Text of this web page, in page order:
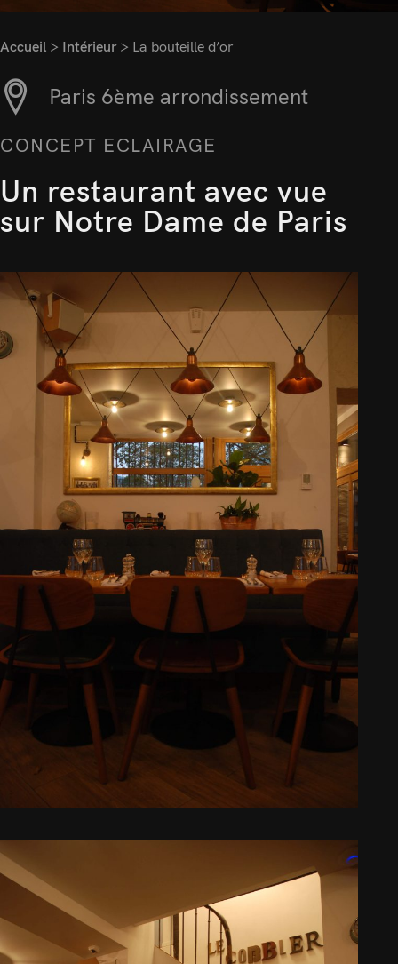
Accueil > Intérieur> La bouteille d’or
Paris 6ème arrondissement
CONCEPT ECLAIRAGE
Un restaurant avec vue
sur Notre Dame de Paris